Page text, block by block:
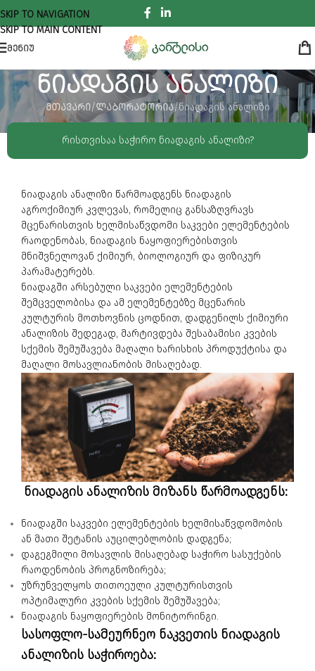
SKIP TO NAVIGATION
SKIP TO MAIN CONTENT
ᲛᲔᲜᲘᲣ
ნიადაგის ანალიზი
ᲛᲗᲐᲕᲐᲠᲘ ᲚᲐᲑᲝᲠᲐᲢᲝᲠᲘᲐ ნიადაგის ანალიზი
რისთვისაა საჭირო ნიადაგის ანალიზი?
ნიადაგის ანალიზი წარმოადგენს ნიადაგის
აგროქიმიურ კვლევას, რომელიც განსაზღვრავს
მცენარისთვის ხელმისაწვდომი საკვები ელემენტების
რაოდენობას, ნიადაგის ნაყოფიერებისთვის
მნიშვნელოვან ქიმიურ, ბიოლოგიურ და ფიზიკურ
პარამატერებს.
ნიადაგში არსებული საკვები ელემენტების
შემცველობისა და ამ ელემენტებზე მცენარის
კულტურის მოთხოვნის ცოდნით, დადგენილს ქიმიური
ანალიზის შედეგად, მარტივდება შესაბამისი კვების
სქემის შემუშავება მაღალი ხარისხის პროდუქტისა და
მაღალი მოსავლიანობის მისაღებად.
ნიადაგის ანალიზის მიზანს წარმოადგენს:
ნიადაგში საკვები ელემენტების ხელმისაწვდომობის
ან მათი შეტანის აუცილებლობის დადგენა;
დაგეგმილი მოსავლის მისაღებად საჭირო სასუქების
რაოდენობის პროგნოზირება;
უზრუნველყოს თითოეული კულტურისთვის
ოპტიმალური კვების სქემის შემუშავება;
ნიადაგის ნაყოფიერების მონიტორინგი.
სასოფლო-სამეურნეო ნაკვეთის ნიადაგის
ანალიზის საჭიროება: